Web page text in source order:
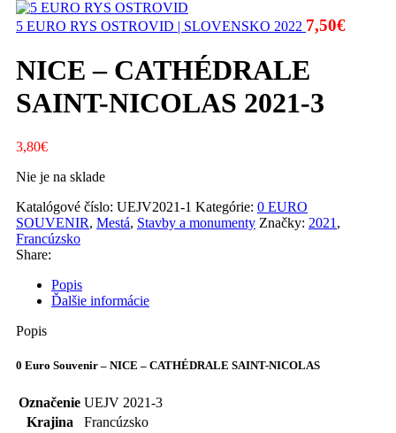
5 EURO RYS OSTROVID | SLOVENSKO 2022 7,50€
NICE – CATHÉDRALE
SAINT-NICOLAS 2021-3
3,80€
Nie je na sklade
Katalógové číslo: UEJV2021-1 Kategórie: 0 EURO
SOUVENIR, Mestá, Stavby a monumenty Značky: 2021 ,
Francúzsko
Share:
Popis
Ďalšie informácie
Popis
0 Euro Souvenir – NICE – CATHÉDRALE SAINT-NICOLAS
Označenie UEJV 2021-3
Krajina
Francúzsko